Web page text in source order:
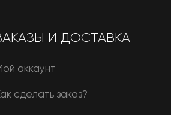
И ДОСТАВКА
аккаунт
сделать заказ?